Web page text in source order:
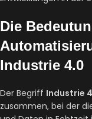
Die
Industrie 4.0
Der Begriff Industrie
zusammen, bei der